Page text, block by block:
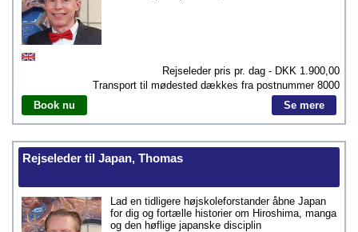
Rejseleder pris pr. dag - DKK 1.900,00
Transport til mødested dækkes fra postnummer 8000
Book nu
Se mere
Rejseleder til Japan, Thomas
Lad en tidligere højskoleforstander åbne Japan
for dig og fortælle historier om Hiroshima, manga
og den høflige japanske disciplin